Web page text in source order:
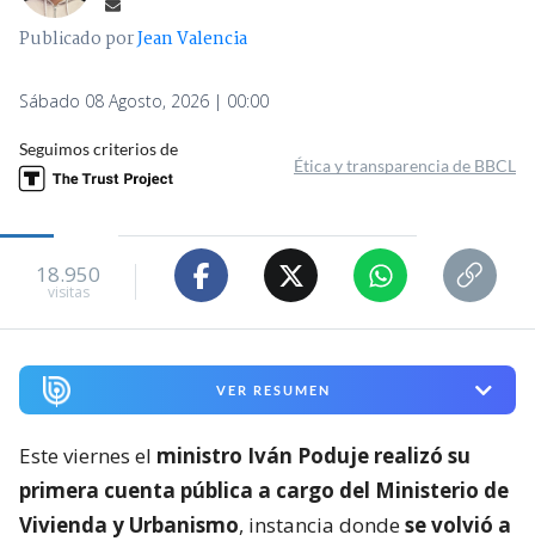
Publicado porJean Valencia
Sábado 08 Agosto, 2026 | 00:00
Seguimos criterios de
Ética y transparencia de BBCL
18.950
visitas
VER RESUMEN
Este viernes el ministro Iván Poduje realizó su
primera cuenta pública a cargo del Ministerio de
Vivienda y Urbanismo, instancia dondese volvió a